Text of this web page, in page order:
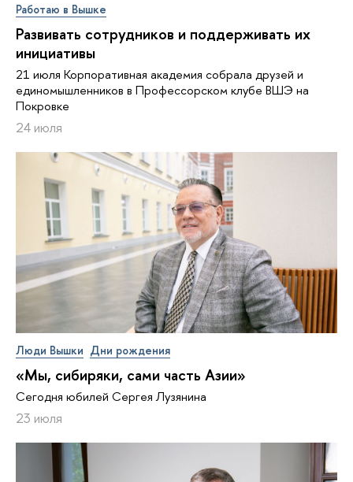
Работаю в Вышке
Развивать сотрудников и поддерживать их
инициативы
21 июля Корпоративная академия собрала друзей и
единомышленников в Профессорском клубе ВШЭ на
Покровке
24 июля
Люди Вышки Дни рождения
«Мы, сибиряки, сами часть Азии»
Сегодня юбилей Сергея Лузянина
23 июля